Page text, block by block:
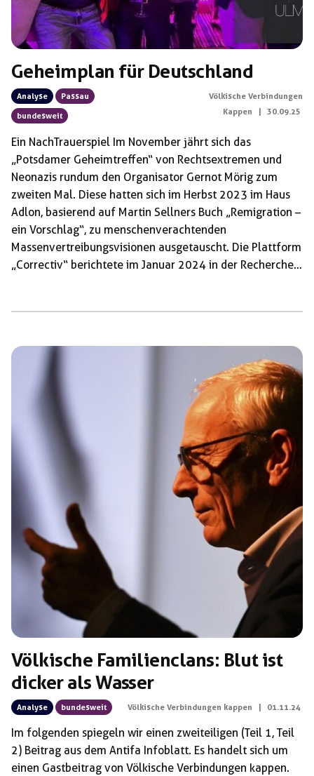
Geheimplan für Deutschland
Analyse
Passau
bundesweit
Völkische Verbindungen
Kappen
30.09.25
Ein NachTrauerspiel Im November jährt sich das
„Potsdamer Geheimtreffen“ von Rechtsextremen und
Neonazis rundum den Organisator Gernot Mörig zum
zweiten Mal. Diese hatten sich im Herbst 2023 im Haus
Adlon, basierend auf Martin Sellners Buch „Remigration –
ein Vorschlag“, zu menschenverachtenden
Massenvertreibungsvisionen ausgetauscht. Die Plattform
„Correctiv“ berichtete im Januar 2024 in der Recherche
darin vor allem die konsequente Verteidigung der
liberalen Demokratie, außerdem starke Brandmauern
nach Rechts sowie ein AfD-Parteiverbotsverfahren und
zuletzt, Rechtsextreme endlich als gefährliche und gut
Völkische Familienclans: Blut ist
dicker als Wasser
Analyse bundesweit Völkische Verbindungen kappen | 01.11.24
Im folgenden spiegeln wir einen zweiteiligen (Teil 1, Teil
2) Beitrag aus dem Antifa Infoblatt. Es handelt sich um
einen Gastbeitrag von Völkische Verbindungen kappen.